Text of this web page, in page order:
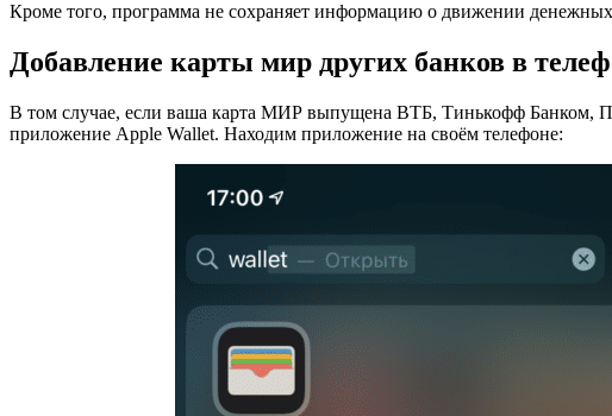
Кроме того, программа не сохраняет информацию о движении
Добавление карты мир других банков в
В том случае, если ваша карта МИР выпущена ВТБ, Тинькофф Банком,
приложение Apple Wallet. Находим приложение на своём телефоне: